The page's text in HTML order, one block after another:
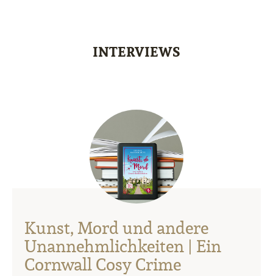
INTERVIEWS
Kunst, Mord und andere
Unannehmlichkeiten | Ein
Cornwall Cosy Crime